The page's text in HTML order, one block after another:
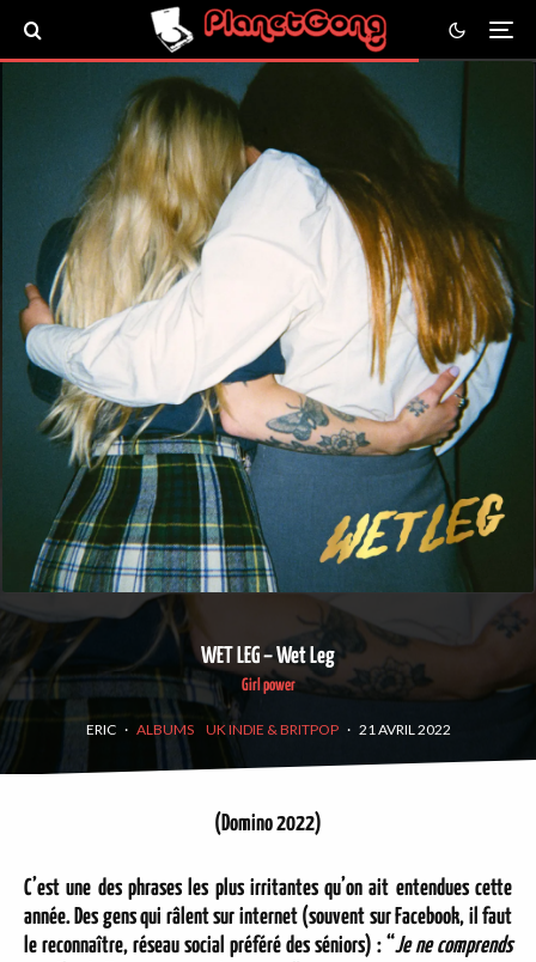
WET LEG – Wet Leg
Girl power
ERIC · ALBUMS UK INDIE & BRITPOP · 21 AVRIL 2022
(Domino 2022)
C’est une des phrases les plus irritantes qu’on ait entendues cette
année. Des gens qui râlent sur internet (souvent sur Facebook, il faut
le reconnaître, réseau social préféré des séniors) : “Je ne comprends